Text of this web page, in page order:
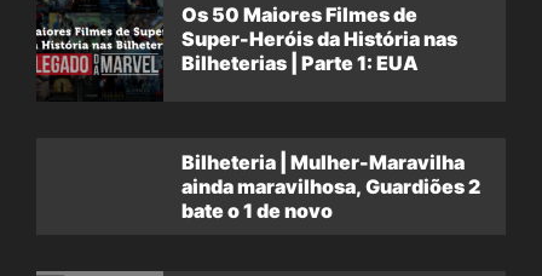
Os 50 Maiores Filmes de
Super-Heróis da História nas
Bilheterias | Parte 1: EUA
Bilheteria | Mulher-Maravilha
ainda maravilhosa, Guardiões 2
bate o 1 de novo